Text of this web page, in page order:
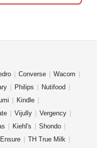
Converse
Wacom
Philips
Nutifood
Kindle
Vijully
Vergency
Kiehl's
Shondo
Ensure
TH True Milk